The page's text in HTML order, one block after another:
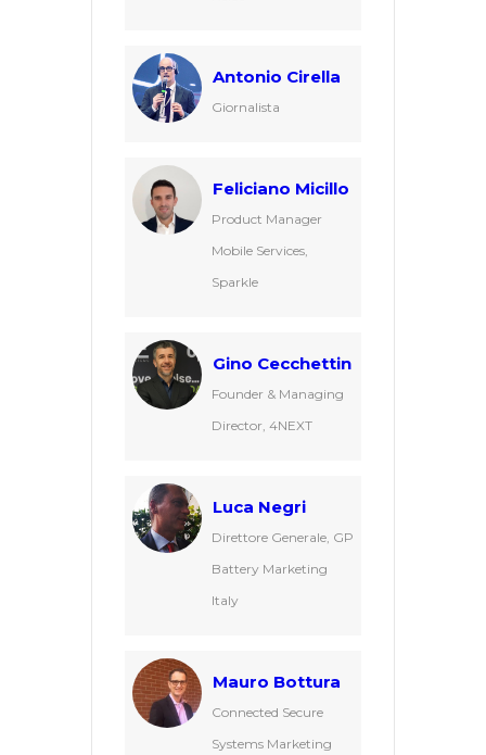
Antonio Cirella
Giornalista
Feliciano Micillo
Product Manager
Mobile Services,
Sparkle
Gino Cecchettin
Founder & Managing
Director, 4NEXT
Luca Negri
Direttore Generale, GP
Battery Marketing
Italy
Mauro Bottura
Connected Secure
Systems Marketing